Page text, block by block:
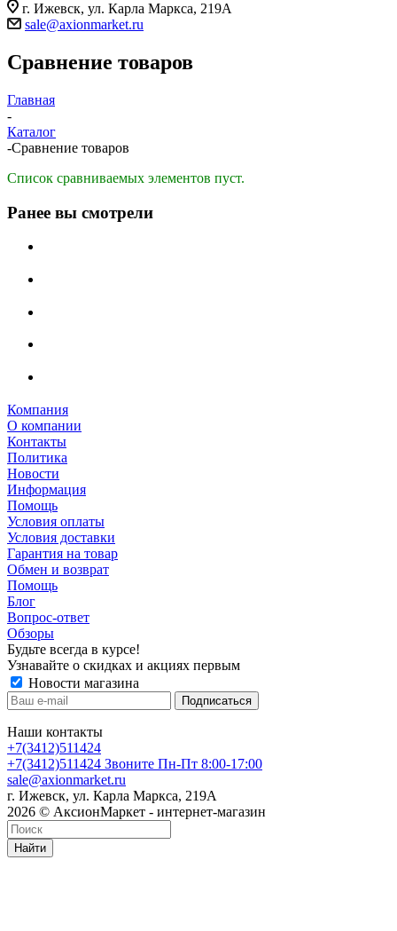
г. Ижевск, ул. Карла Маркса, 219А
sale@axionmarket.ru
Сравнение товаров
Главная
-
Каталог
-Сравнение товаров
Список сравниваемых элементов пуст.
Ранее вы смотрели
Компания
О компании
Контакты
Политика
Новости
Информация
Помощь
Условия оплаты
Условия доставки
Гарантия на товар
Обмен и возврат
Помощь
Блог
Вопрос-ответ
Обзоры
Будьте всегда в курсе!
Узнавайте о скидках и акциях первым
Новости магазина
Наши контакты
+7(3412)511424
+7(3412)511424 Звоните Пн-Пт 8:00-17:00
sale@axionmarket.ru
г. Ижевск, ул. Карла Маркса, 219А
2026 © АксионМаркет - интернет-магазин
Найти